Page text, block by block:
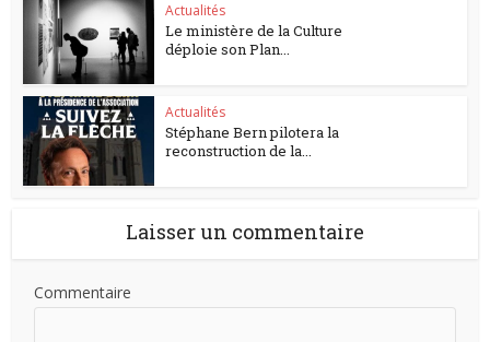
Actualités
Le ministère de la Culture
déploie son Plan...
Actualités
Stéphane Bern pilotera la
reconstruction de la...
Laisser un commentaire
Commentaire